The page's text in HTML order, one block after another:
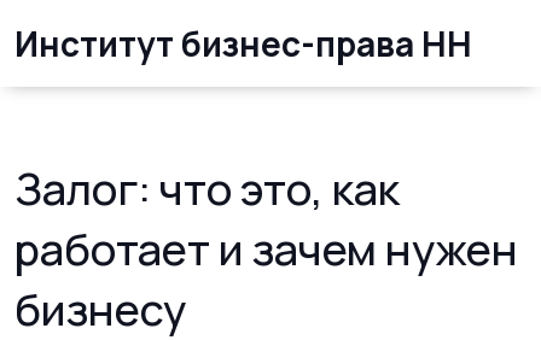
Институт бизнес-права НН
Залог: что это, как
работает и зачем нужен
бизнесу